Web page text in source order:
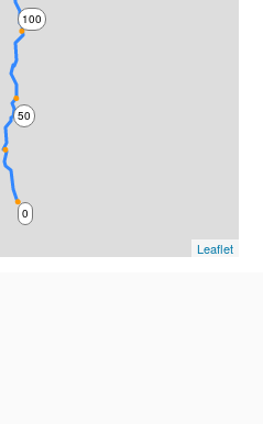
0
50
100
Leaflet